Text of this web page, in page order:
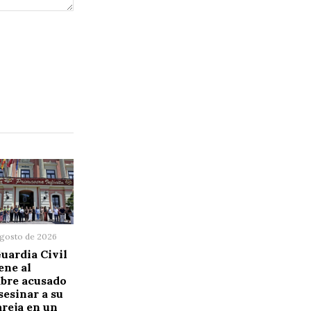
de 2026
Civil
al
acusado
a su
en un